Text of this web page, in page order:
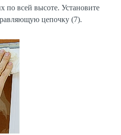
по всей высоте. Установите
цепочку (7).